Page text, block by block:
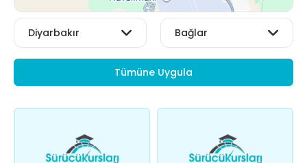
Tümüne Uygula